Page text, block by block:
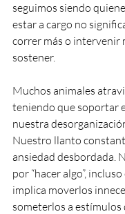
seguimos siendo
estar a cargo no
correr más o intervenir
sostener.
Muchos animales
teniendo que soportar
nuestra
Nuestro llanto
ansiedad desbordada.
por “hacer algo”,
implica moverlos
someterlos a estímulos